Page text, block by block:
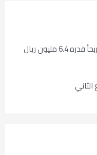
بنمو 12.1%.. “أسواق المزرعة” تحقق ربحاً قدره 6.4 مليون ريال